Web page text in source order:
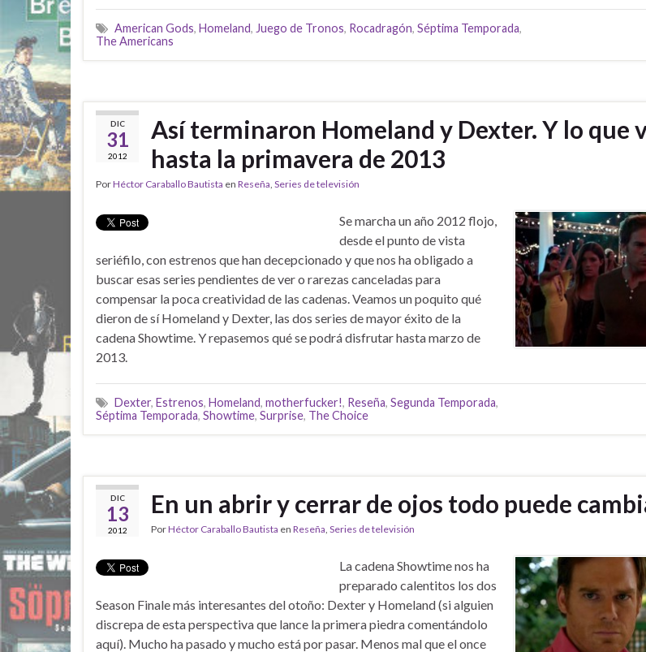
American Gods, Homeland, Juego de Tronos, Rocadragón, Séptima Temporada,
The Americans
DIC
31
2012
Así terminaron Homeland y Dexter. Y lo que
hasta la primavera de 2013
PorHéctor Caraballo Bautista en Reseña, Series de televisión
Se marcha un año 2012 flojo,
desde el punto de vista
seriéfilo, con estrenos que han decepcionado y que nos ha obligado a
buscar esas series pendientes de ver o rarezas canceladas para
compensar la poca creatividad de las cadenas. Veamos un poquito qué
dieron de sí Homeland y Dexter, las dos series de mayor éxito de la
cadena Showtime. Y repasemos qué se podrá disfrutar hasta marzo de
2013.
Dexter, Estrenos, Homeland, motherfucker!, Reseña, Segunda Temporada,
Séptima Temporada, Showtime, Surprise, The Choice
DIC
13
2012
En un abrir y cerrar de ojos todo puede
PorHéctor Caraballo Bautista en Reseña, Series de televisión
La cadena Showtime nos ha
preparado calentitos los dos
Season Finale más interesantes del otoño: Dexter y Homeland (si alguien
discrepa de esta perspectiva que lance la primera piedra comentándolo
aquí). Mucho ha pasado y mucho está por pasar. Menos mal que el once